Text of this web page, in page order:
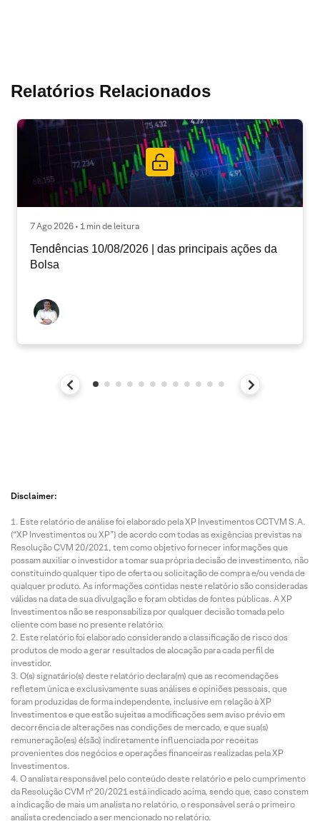
Relatórios Relacionados
7 Ago 2026 • 1 min de leitura
Tendências 10/08/2026 | das principais ações da
Bolsa
Disclaimer:
Este relatório de análise foi elaborado pela XP Investimentos CCTVM S.A.
(“XP Investimentos ou XP”) de acordo com todas as exigências previstas na
Resolução CVM 20/2021, tem como objetivo fornecer informações que
possam auxiliar o investidor a tomar sua própria decisão de investimento, não
constituindo qualquer tipo de oferta ou solicitação de compra e/ou venda de
qualquer produto. As informações contidas neste relatório são consideradas
válidas na data de sua divulgação e foram obtidas de fontes públicas. A XP
Investimentos não se responsabiliza por qualquer decisão tomada pelo
cliente com base no presente relatório.
Este relatório foi elaborado considerando a classificação de risco dos
produtos de modo a gerar resultados de alocação para cada perfil de
investidor.
O(s) signatário(s) deste relatório declara(m) que as recomendações
refletem única e exclusivamente suas análises e opiniões pessoais, que
foram produzidas de forma independente, inclusive em relação à XP
Investimentos e que estão sujeitas a modificações sem aviso prévio em
decorrência de alterações nas condições de mercado, e que sua(s)
remuneração(es) é(são) indiretamente influenciada por receitas
provenientes dos negócios e operações financeiras realizadas pela XP
Investimentos.
O analista responsável pelo conteúdo deste relatório e pelo cumprimento
da Resolução CVM nº 20/2021 está indicado acima, sendo que, caso constem
a indicação de mais um analista no relatório, o responsável será o primeiro
analista credenciado a ser mencionado no relatório.